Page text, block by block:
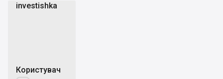
investishka
Користувач